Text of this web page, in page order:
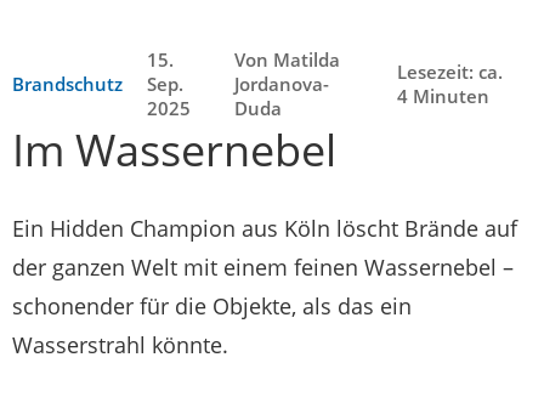
Brandschutz
15.
Sep.
2025
Von Matilda
Jordanova-
Duda
Lesezeit: ca.
4 Minuten
Im Wassernebel
Ein Hidden Champion aus Köln löscht Brände auf
der ganzen Welt mit einem feinen Wassernebel –
schonender für die Objekte, als das ein
Wasserstrahl könnte.